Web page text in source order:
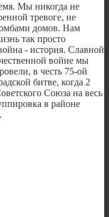
Мы никогда не
тревоге, не
домов. Нам
так просто
- история. Славной
войне мы
в честь 75-ой
битве, когда 2
Союза на весь
в районе